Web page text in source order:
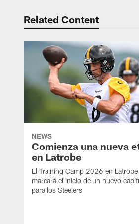
Related Content
NEWS
Comienza una nueva
en Latrobe
El Training Camp 2026 en Latrobe
marcará el inicio de un nuevo
para los Steelers